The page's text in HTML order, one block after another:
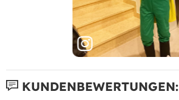
KUNDENBEWERTUNGEN: